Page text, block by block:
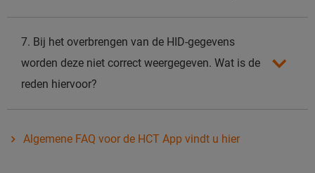
7. Bij het overbrengen van de HID-gegevens
worden deze niet correct weergegeven. Wat is de
reden hiervoor?
Algemene FAQ voor de HCT App vindt u hier